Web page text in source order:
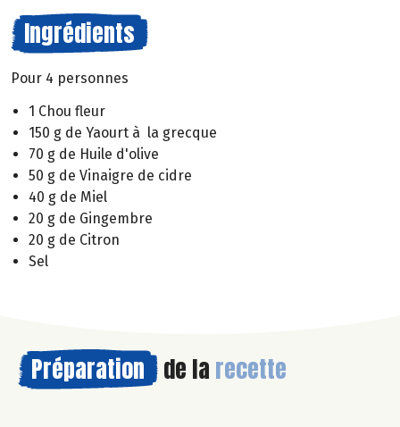
Ingrédients
Pour 4 personnes
1 Chou fleur
150 g de Yaourt à la grecque
70 g de Huile d'olive
50 g de Vinaigre de cidre
40 g de Miel
20 g de Gingembre
20 g de Citron
Sel
Préparation de la recette